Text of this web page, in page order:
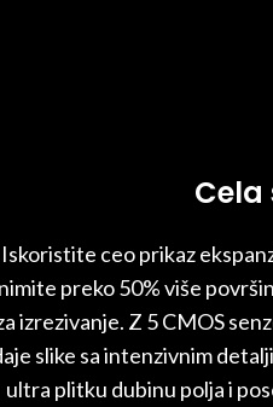
Cela
Iskoristite ceo prikaz
preko 50% više
izrezivanje. Z 5 CMOS
slike sa intenzivnim
ultra plitku dubinu polja i